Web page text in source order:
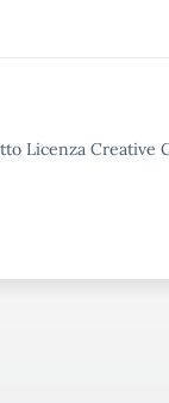
Licenza Creative